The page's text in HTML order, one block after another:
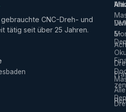
CNC-Dreh- und
tätig seit über 25 Jahren.
Alle
5-
Alle